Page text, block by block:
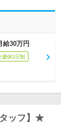
給30万円
週休2日制
ッフ】★